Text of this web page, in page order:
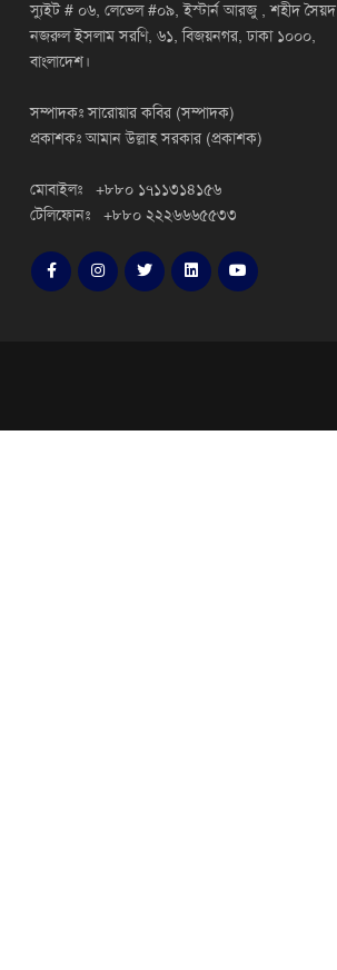
স্যুইট # ০৬, লেভেল #০৯, ইস্টার্ন আরজু , শহীদ সৈয়দ
নজরুল ইসলাম সরণি, ৬১, বিজয়নগর, ঢাকা ১০০০,
বাংলাদেশ।
সম্পাদকঃ সারোয়ার কবির (সম্পাদক)
প্রকাশকঃ আমান উল্লাহ সরকার (প্রকাশক)
মোবাইলঃ +৮৮০ ১৭১১৩১৪১৫৬
টেলিফোনঃ +৮৮০ ২২২৬৬৬৫৫৩৩